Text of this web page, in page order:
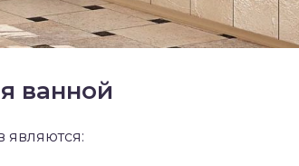
ванной
являются: